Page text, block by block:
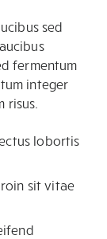
sed
fermentum
integer
risus.
lobortis
sit vitae